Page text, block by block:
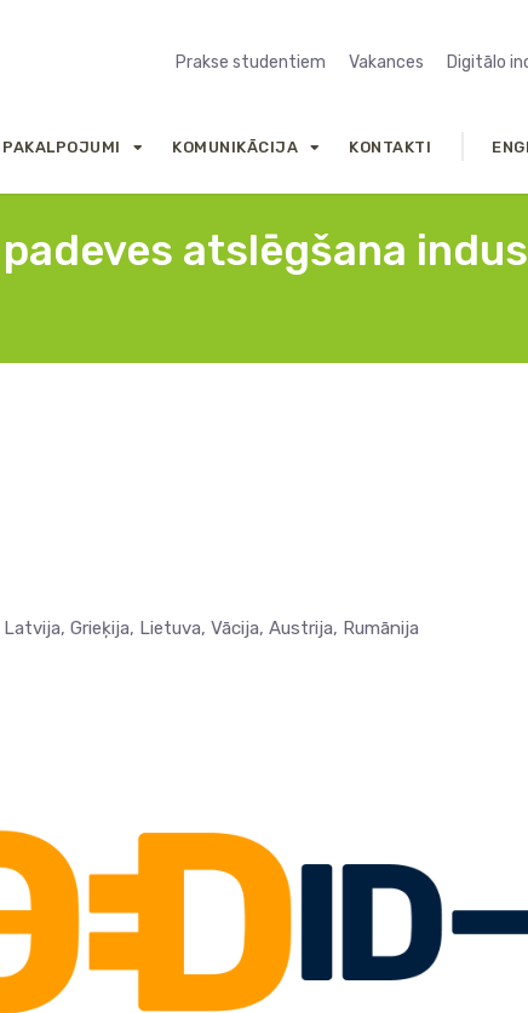
Prakse studentiem Vakances Digitālo
KOMUNIKĀCIJA KONTAKTI
atslēgšana
Grieķija, Lietuva, Vācija, Austrija, Rumānija